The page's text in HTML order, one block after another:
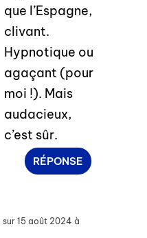
que l’Espagne,
clivant.
Hypnotique ou
agaçant (pour
moi !). Mais
audacieux,
c’est sûr.
RÉPONSE
sur 15 août 2024 à